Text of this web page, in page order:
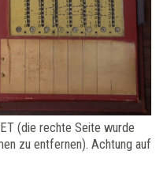
(die rechte Seite wurde
zu entfernen). Achtung auf